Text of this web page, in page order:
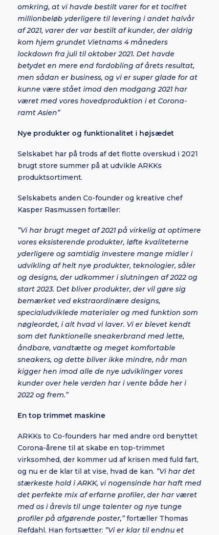
omkring, at vi havde bestilt varer for et tocifret
millionbeløb yderligere til levering i andet halvår
af 2021, varer der var bestilt af kunder, der aldrig
kom hjem grundet Vietnams 4 måneders
lockdown fra juli til oktober 2021. Det havde
betydet en mere end fordobling af årets resultat,
men sådan er business, og vi er super glade for at
kunne være stået imod den modgang 2021 har
været med vores hovedproduktion i et Corona-
ramt Asien”
Nye produkter og funktionalitet i højsædet
Selskabet har på trods af det flotte overskud i 2021
brugt store summer på at udvikle ARKKs
produktsortiment.
Selskabets anden Co-founder og kreative chef
Kasper Rasmussen fortæller:
”Vi har brugt meget af 2021 på virkelig at optimere
vores eksisterende produkter, løfte kvaliteterne
yderligere og samtidig investere mange midler i
udvikling af helt nye produkter, teknologier, såler
og designs, der udkommer i slutningen af 2022 og
start 2023. Det bliver produkter, der vil gøre sig
bemærket ved ekstraordinære designs,
specialudviklede materialer og med funktion som
nøgleordet, i alt hvad vi laver. Vi er blevet kendt
som det funktionelle sneakerbrand med lette,
åndbare, vandtætte og meget komfortable
sneakers, og dette bliver ikke mindre, når man
kigger hen imod alle de nye udviklinger vores
kunder over hele verden har i vente både her i
2022 og frem.”
En top trimmet maskine
ARKKs to Co-founders har med andre ord benyttet
Corona-årene til at skabe en top-trimmet
virksomhed, der kommer ud af krisen med fuld fart,
og nu er de klar til at vise, hvad de kan. ”Vi har det
stærkeste hold i ARKK, vi nogensinde har haft med
det perfekte mix af erfarne profiler, der har været
med os i årevis til unge talenter og nye tunge
profiler på afgørende poster,”fortæller Thomas
Refdahl. Han fortsætter: ”Vi er klar til endnu et